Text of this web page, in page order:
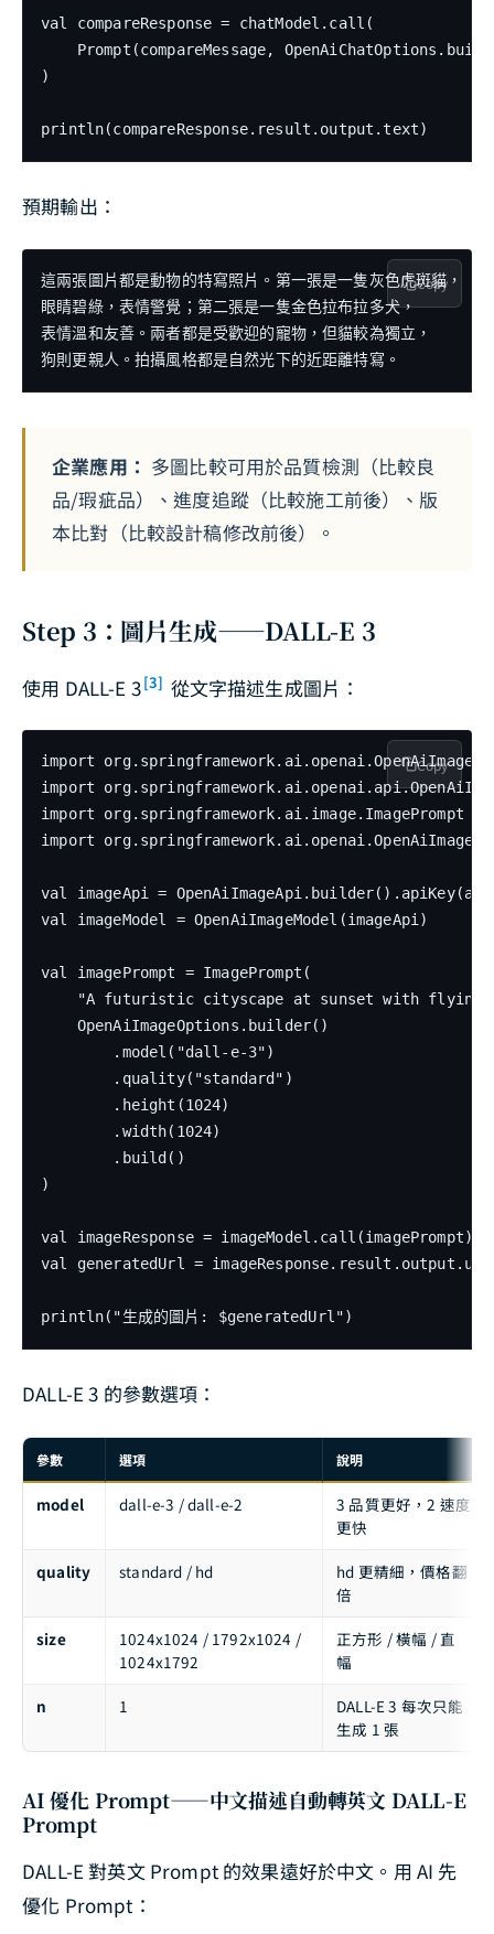
val compareResponse = chatModel.call(
Prompt(compareMessage,
)
println(compareResponse.result.output.text)
預期輸出：
這兩張圖片都是動物的特寫照片。第一張是一隻灰色虎斑貓，
眼睛碧綠，表情警覺；第二張是一隻金色拉布拉多犬，
表情溫和友善。兩者都是受歡迎的寵物，但貓較為獨立，
狗則更親人。拍攝風格都是自然光下的近距離特寫。
Copy
企業應用： 多圖比較可用於品質檢測（比較良
品/瑕疵品）、進度追蹤（比較施工前後）、版
本比對（比較設計稿修改前後）。
Step 3：圖片生成——DALL-E 3
使用 DALL-E 3[3] 從文字描述生成圖片：
import
import
import org.springframework.ai.image.ImagePrompt
import
val imageApi =
val imageModel = OpenAiImageModel(imageApi)
val imagePrompt = ImagePrompt(
"A futuristic cityscape at sunset with
    OpenAiImageOptions.builder()
        .model("dall-e-3")
        .quality("standard")
        .height(1024)
        .width(1024)
        .build()
)
val imageResponse = imageModel.call(imagePrompt)
val generatedUrl = imageResponse.result.output.url
println("生成的圖片: $generatedUrl")
Copy
DALL-E 3 的參數選項：
參數 選項 說明
model dall-e-3 / dall-e-2
3 品質更好，2 速度
更快
quality
standard / hd
hd 更精細，價格翻
倍
size
1024x1024 / 1792x1024 /
1024x1792
正方形 / 橫幅 / 直
幅
n
1
DALL-E 3 每次只能
生成 1 張
AI 優化 Prompt——中文描述自動轉英文 DALL-E
Prompt
DALL-E 對英文 Prompt 的效果遠好於中文。用 AI 先
優化 Prompt：